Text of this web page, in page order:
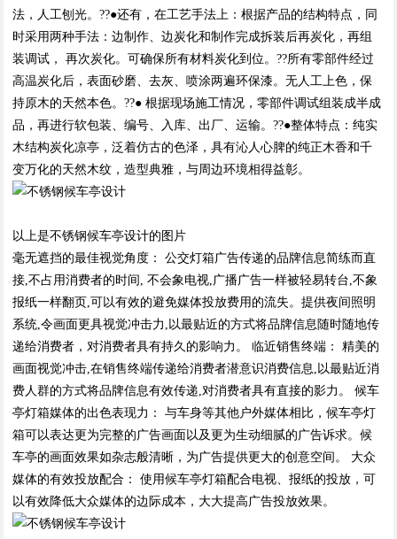
法，人工刨光。??●还有，在工艺手法上：根据产品的结构特点，同
时采用两种手法：边制作、边炭化和制作完成拆装后再炭化，再组
装调试， 再次炭化。可确保所有材料炭化到位。??所有零部件经过
高温炭化后，表面砂磨、去灰、喷涂两遍环保漆。无人工上色，保
持原木的天然本色。??● 根据现场施工情况，零部件调试组装成半成
品，再进行软包装、编号、入库、出厂、运输。??●整体特点：纯实
木结构炭化凉亭，泛着仿古的色泽，具有沁人心脾的纯正木香和千
变万化的天然木纹，造型典雅，与周边环境相得益彰。
以上是不锈钢候车亭设计的图片
毫无遮挡的最佳视觉角度： 公交灯箱广告传递的品牌信息简练而直
接,不占用消费者的时间, 不会象电视,广播广告一样被轻易转台,不象
报纸一样翻页,可以有效的避免媒体投放费用的流失。提供夜间照明
系统,令画面更具视觉冲击力,以最贴近的方式将品牌信息随时随地传
递给消费者，对消费者具有持久的影响力。 临近销售终端： 精美的
画面视觉冲击,在销售终端传递给消费者潜意识消费信息,以最贴近消
费人群的方式将品牌信息有效传递,对消费者具有直接的影力。 候车
亭灯箱媒体的出色表现力： 与车身等其他户外媒体相比，候车亭灯
箱可以表达更为完整的广告画面以及更为生动细腻的广告诉求。候
车亭的画面效果如杂志般清晰，为广告提供更大的创意空间。 大众
媒体的有效投放配合： 使用候车亭灯箱配合电视、报纸的投放，可
以有效降低大众媒体的边际成本，大大提高广告投放效果。